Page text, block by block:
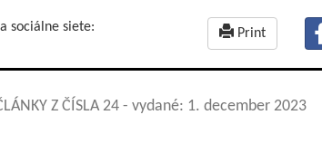
sociálne siete: Print
Z ČÍSLA 24 - vydané: 1. december 2023